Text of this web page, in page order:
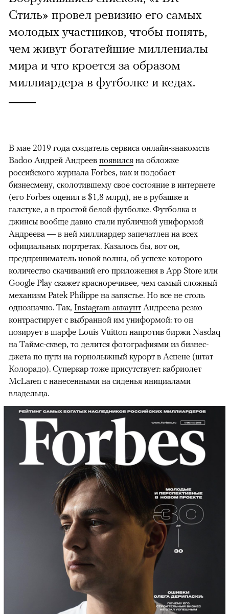
Стиль» провел ревизию его самых
молодых участников, чтобы понять,
чем живут богатейшие миллениалы
мира и что кроется за образом
миллиардера в футболке и кедах.
В мае 2019 года создатель сервиса онлайн-знакомств
Badoo Андрей Андреев появился на обложке
российского журнала Forbes, как и подобает
бизнесмену, сколотившему свое состояние в интернете
(его Forbes оценил в $1,8 млрд), не в рубашке и
галстуке, а в простой белой футболке. Футболка и
джинсы вообще давно стали публичной униформой
Андреева — в ней миллиардер запечатлен на всех
официальных портретах. Казалось бы, вот он,
предприниматель новой волны, об успехе которого
количество скачиваний его приложения в App Store или
Google Play скажет красноречивее, чем самый сложный
механизм Patek Philippe на запястье. Но все не столь
однозначно. Так, Instagram-аккаунт Андреева резко
контрастирует с выбранной им униформой: то он
позирует в шарфе Louis Vuitton напротив биржи Nasdaq
на Таймс-сквер, то делится фотографиями из бизнес-
джета по пути на горнолыжный курорт в Аспене (штат
Колорадо). Суперкар тоже присутствует: кабриолет
McLaren с нанесенными на сиденья инициалами
владельца.